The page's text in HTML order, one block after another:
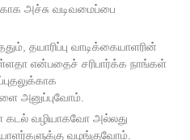
அச்சு வடிவமைப்பை
தயாரிப்பு வாடிக்கையாளரின்
என்பதைச் சரிபார்க்க நாங்கள்
அனுப்புவோம்.
கடல் வழியாகவோ அல்லது
வழங்குவோம்.